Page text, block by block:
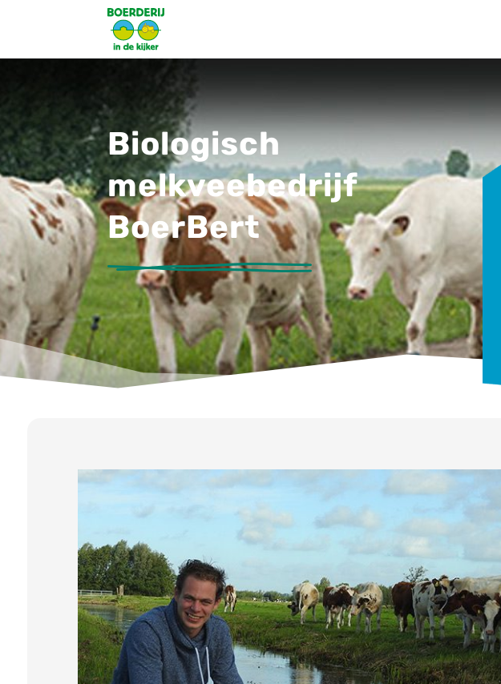
Biologisch
melkveebedrijf
BoerBert